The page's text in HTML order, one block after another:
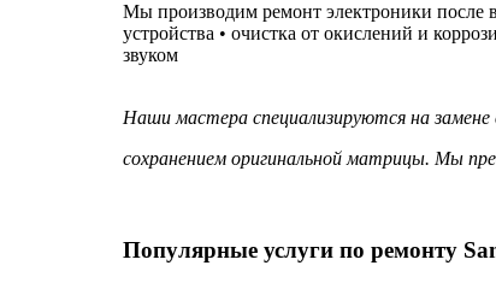
Мы производим ремонт электроники после
устройства • очистка от окислений и
звуком
Наши мастера специализируются на замене
сохранением оригинальной матрицы. Мы
Популярные услуги по ремонту